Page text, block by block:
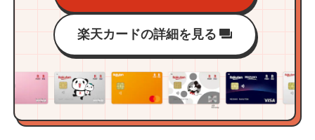
楽天カードの詳細を見る